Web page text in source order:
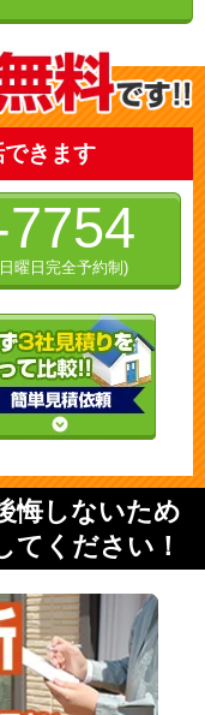
きます
曜日完全予約制)
悔しないため
てください！